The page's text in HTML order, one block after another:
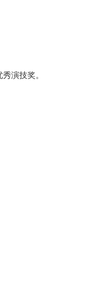
演技奖。